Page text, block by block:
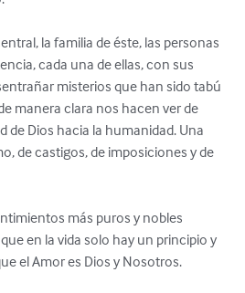
la familia de éste, las personas
cada una de ellas, con sus
misterios que han sido tabú
manera clara nos hacen ver de
de Dios hacia la humanidad. Una
de castigos, de imposiciones y de
más puros y nobles
en la vida solo hay un principio y
el Amor es Dios y Nosotros.